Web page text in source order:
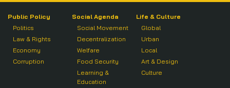
Public Policy
Politics
Law & Rights
Economy
Corruption
Social Agenda
Social Movement
Decentralization
Welfare
Food Security
Learning &
Education
Life & Culture
Global
Urban
Local
Art & Design
Culture